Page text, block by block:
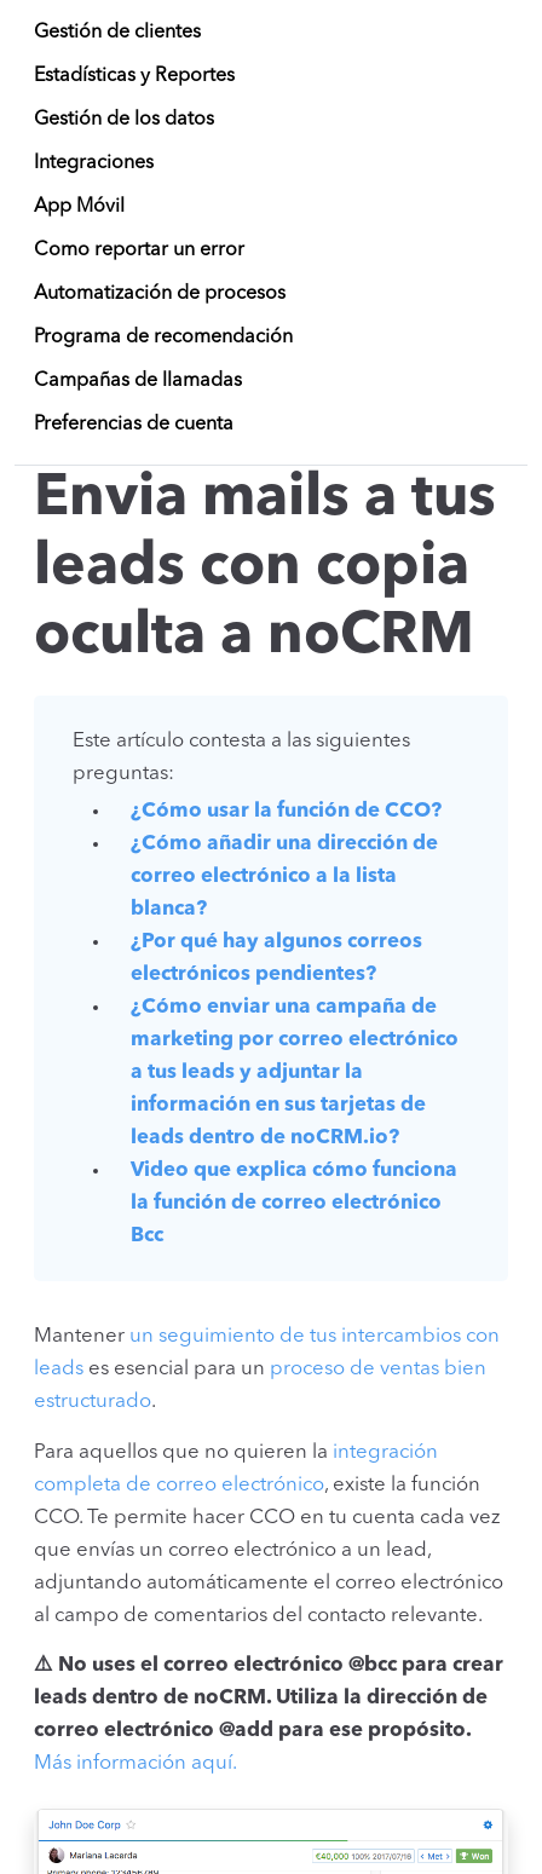
Gestión de clientes
Estadísticas y Reportes
Gestión de los datos
Integraciones
App Móvil
Como reportar un error
Automatización de procesos
Programa de recomendación
Campañas de llamadas
Preferencias de cuenta
Envia mails a tus
leads con copia
oculta a noCRM
Este artículo contesta a las siguientes
preguntas:
¿Cómo usar la función de CCO?
¿Cómo añadir una dirección de
correo electrónico a la lista
blanca?
¿Por qué hay algunos correos
electrónicos pendientes?
¿Cómo enviar una campaña de
marketing por correo electrónico
a tus leads y adjuntar la
información en sus tarjetas de
leads dentro de noCRM.io?
Video que explica cómo funciona
la función de correo electrónico
Bcc
Mantener un seguimiento de tus intercambios con
leads es esencial para un proceso de ventas bien
estructurado.
Para aquellos que no quieren la integración
completa de correo electrónico, existe la función
CCO. Te permite hacer CCO en tu cuenta cada vez
que envías un correo electrónico a un lead,
adjuntando automáticamente el correo electrónico
al campo de comentarios del contacto relevante.
⚠️ No uses el correo electrónico @bcc para crear
leads dentro de noCRM. Utiliza la dirección de
correo electrónico @add para ese propósito.
Más información aquí.